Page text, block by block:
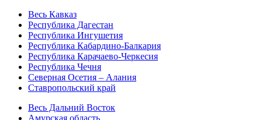
Весь Кавказ
Республика Дагестан
Республика Ингушетия
Республика Кабардино-Балкария
Республика Карачаево-Черкесия
Республика Чечня
Северная Осетия – Алания
Ставропольский край
Весь Дальний Восток
Амурская область